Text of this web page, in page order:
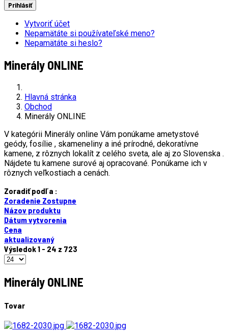
Prihlásiť
Vytvoriť účet
Nepamätáte si používateľské meno?
Nepamätáte si heslo?
Minerály ONLINE
Hlavná stránka
Obchod
Minerály ONLINE
V kategórii Minerály online Vám ponúkame ametystové
geódy, fosílie , skameneliny a iné prírodné, dekoratívne
kamene, z rôznych lokalít z celého sveta, ale aj zo Slovenska .
Nájdete tu kamene surové aj opracované. Ponúkame ich v
rôznych veľkostiach a cenách.
Zoradiť podľa :
Zoradenie Zostupne
Názov produktu
Dátum vytvorenia
Cena
aktualizovaný
Výsledok 1 - 24 z 723
Minerály ONLINE
Tovar